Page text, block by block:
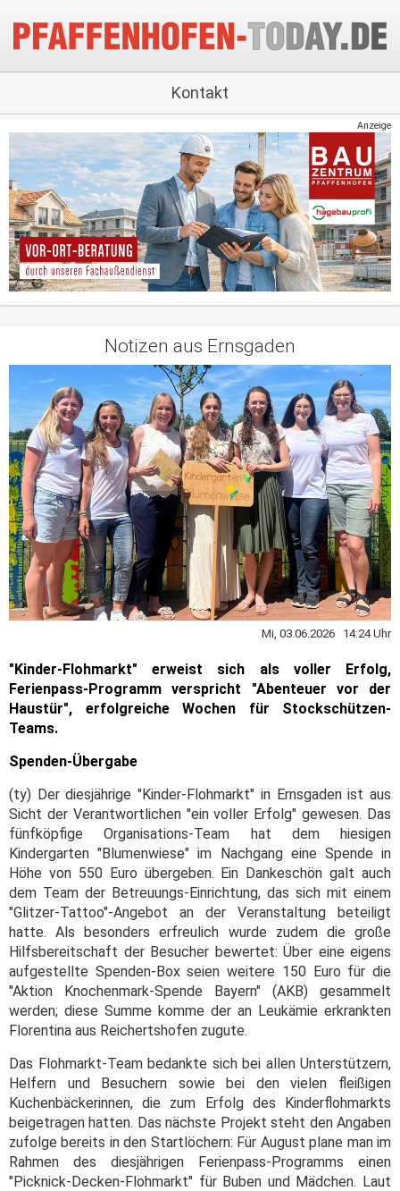
Kontakt
Anzeige
Notizen aus Ernsgaden
Mi, 03.06.2026 14:24 Uhr
"Kinder-Flohmarkt" erweist sich als voller Erfolg,
Ferienpass-Programm verspricht "Abenteuer vor der
Haustür", erfolgreiche Wochen für Stockschützen-
Teams.
Spenden-Übergabe
(ty) Der diesjährige "Kinder-Flohmarkt" in Ernsgaden ist aus
Sicht der Verantwortlichen "ein voller Erfolg" gewesen. Das
fünfköpfige Organisations-Team hat dem hiesigen
Kindergarten "Blumenwiese" im Nachgang eine Spende in
Höhe von 550 Euro übergeben. Ein Dankeschön galt auch
dem Team der Betreuungs-Einrichtung, das sich mit einem
"Glitzer-Tattoo"-Angebot an der Veranstaltung beteiligt
hatte. Als besonders erfreulich wurde zudem die große
Hilfsbereitschaft der Besucher bewertet: Über eine eigens
aufgestellte Spenden-Box seien weitere 150 Euro für die
"Aktion Knochenmark-Spende Bayern" (AKB) gesammelt
werden; diese Summe komme der an Leukämie erkrankten
Florentina aus Reichertshofen zugute.
Das Flohmarkt-Team bedankte sich bei allen Unterstützern,
Helfern und Besuchern sowie bei den vielen fleißigen
Kuchenbäckerinnen, die zum Erfolg des Kinderflohmarkts
beigetragen hatten. Das nächste Projekt steht den Angaben
zufolge bereits in den Startlöchern: Für August plane man im
Rahmen des diesjährigen Ferienpass-Programms einen
"Picknick-Decken-Flohmarkt" für Buben und Mädchen. Laut